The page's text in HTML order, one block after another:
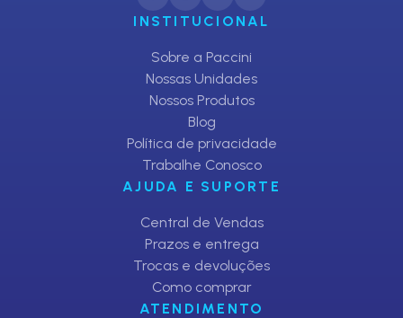
INSTITUCIONAL
Sobre a Paccini
Nossas Unidades
Nossos Produtos
Blog
Política de privacidade
Trabalhe Conosco
AJUDA E SUPORTE
Central de Vendas
Prazos e entrega
Trocas e devoluções
Como comprar
ATENDIMENTO